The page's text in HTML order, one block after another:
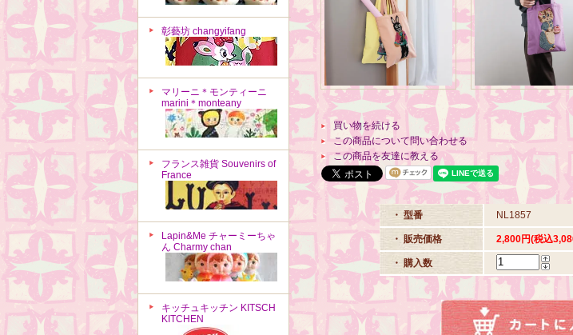
彰藝坊 changyifang
マリーニ＊モンティーニ
marini＊monteany
フランス雑貨 Souvenirs of
France
Lapin&Me チャーミーちゃ
ん Charmy chan
キッチュキッチン KITSCH
KITCHEN
買い物を続ける
この商品について問い合わせる
この商品を友達に教える
・ 型番 NL1857
・ 販売価格 2,800円(税込
・ 購入数